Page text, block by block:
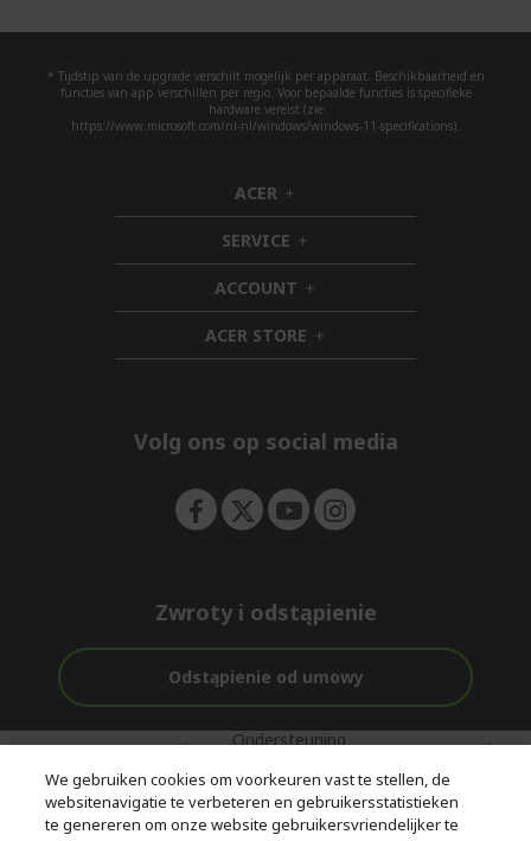
* Tijdstip van de upgrade verschilt mogelijk per apparaat. Beschikbaarheid en
functies van app verschillen per regio. Voor bepaalde functies is specifieke
hardware vereist (zie
https://www.microsoft.com/nl-nl/windows/windows-11-specifications).
ACER h
i
d
d
e
n
SERVICE h
i
d
d
e
n
ACCOUNT h
i
d
d
ACER STORE h
i
e
Volg ons op social media
Zwroty i odstąpienie
Odstąpienie od umowy
Gratis
bezorging
Ondersteuning
aankoop
Met 0%
Rente
© 2026 Acer Inc.
We gebruiken cookies om voorkeuren vast te stellen, de
websitenavigatie te verbeteren en gebruikersstatistieken
te genereren om onze website gebruikersvriendelijker te